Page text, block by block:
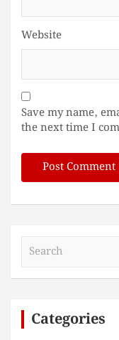
Website
Save my name,
the next time I
Categories